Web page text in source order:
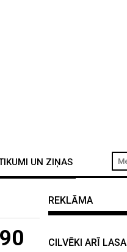
UN ZIŅAS
REKLĀMA
CILVĒKI ARĪ LASA